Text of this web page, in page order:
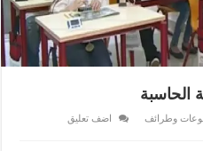
الحاسبة
وطرائف
اضف تعليق